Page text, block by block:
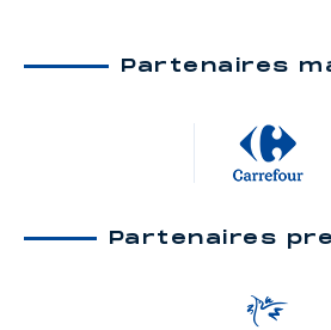
Partenaires
Partenaires